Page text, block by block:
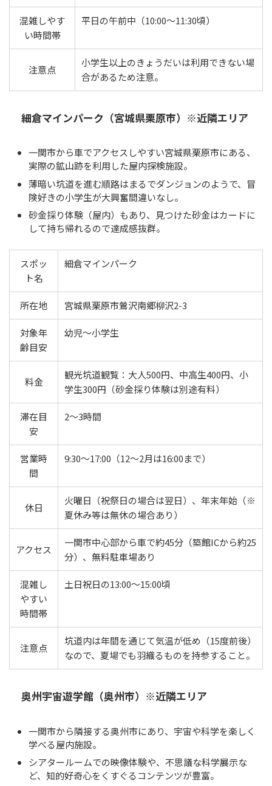
混雑しやす
い時間帯
平日の午前中（10:00〜11:30頃）
注意点
小学生以上のきょうだいは利用できない場
合があるため注意。
細倉マインパーク（宮城県栗原市）※近隣エリア
一関市から車でアクセスしやすい宮城県栗原市にある、
実際の鉱山跡を利用した屋内探検施設。
薄暗い坑道を進む順路はまるでダンジョンのようで、冒
険好きの小学生が大興奮間違いなし。
砂金採り体験（屋内）もあり、見つけた砂金はカードに
して持ち帰れるので達成感抜群。
スポッ
ト名
細倉マインパーク
所在地 宮城県栗原市鶯沢南郷柳沢2-3
対象年
齢目安
幼児〜小学生
料金
観光坑道観覧：大人500円、中高生400円、小
学生300円（砂金採り体験は別途有料）
滞在目
安
2〜3時間
営業時
間
9:30～17:00（12〜2月は16:00まで）
休日
火曜日（祝祭日の場合は翌日）、年末年始（※
夏休み等は無休の場合あり）
アクセス
一関市中心部から車で約45分（築館ICから約25
分）、無料駐車場あり
混雑し
やすい
時間帯
土日祝日の13:00〜15:00頃
注意点
坑道内は年間を通じて気温が低め（15度前後）
なので、夏場でも羽織るものを持参すること。
奥州宇宙遊学館（奥州市）※近隣エリア
一関市から隣接する奥州市にあり、宇宙や科学を楽しく
学べる屋内施設。
シアタールームでの映像体験や、不思議な科学展示な
ど、知的好奇心をくすぐるコンテンツが豊富。